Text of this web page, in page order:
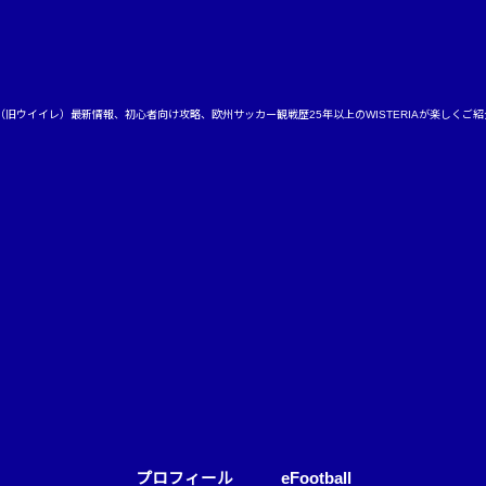
旧ウイイレ）最新情報、初心者向け攻略、欧州サッカー観戦歴25年以上のWISTERIAが楽しくご紹
プロフィール eFootball